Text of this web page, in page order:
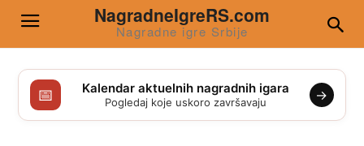
NagradneIgreRS.com
Nagradne igre Srbije
📅 Kalendar aktuelnih nagradnih igara
Pogledaj koje uskoro završavaju →